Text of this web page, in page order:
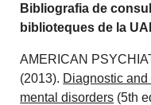
Bibliografia de
biblioteques de la
AMERICAN
(2013). Diagnostic
mental disorders (5th